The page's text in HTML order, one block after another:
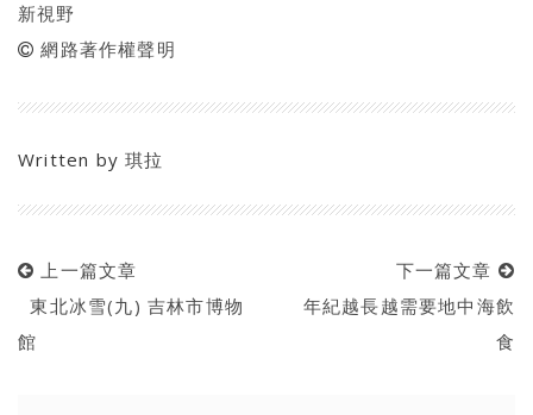
新視野
網路著作權聲明
Written by琪拉
上一篇文章
東北冰雪(九) 吉林市博物
館
下一篇文章
年紀越長越需要地中海飲
食